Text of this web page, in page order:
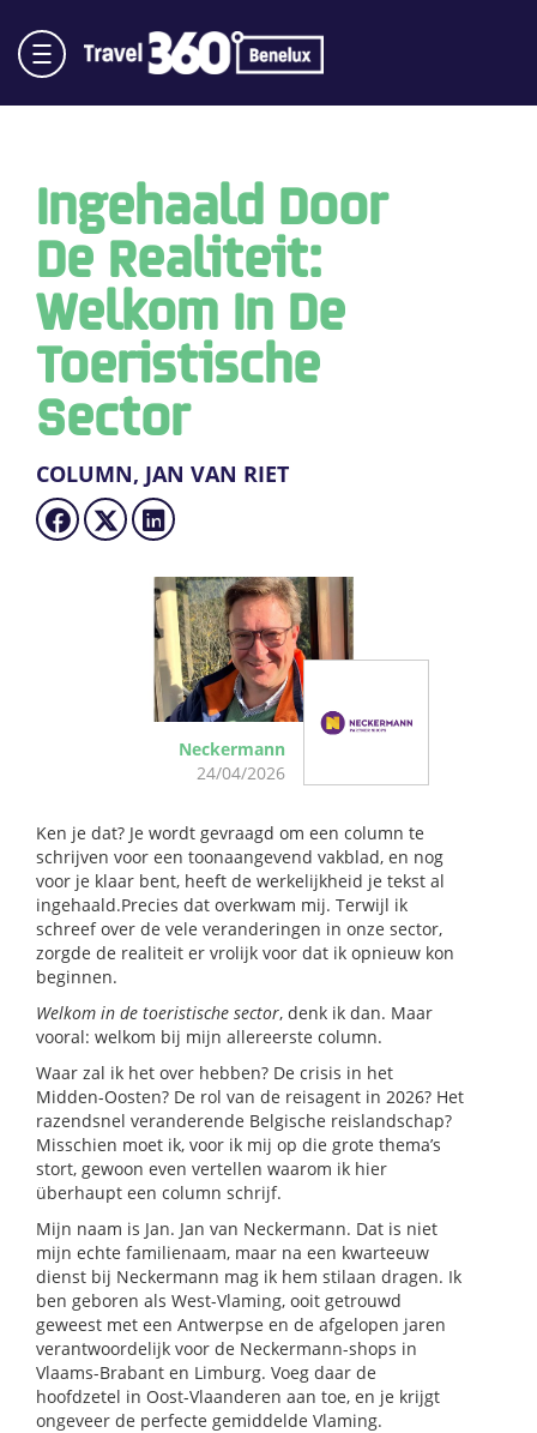
Ingehaald Door
De Realiteit:
Welkom In De
Toeristische
Sector
COLUMN, JAN VAN RIET
Neckermann
24/04/2026
Ken je dat? Je wordt gevraagd om een column te
schrijven voor een toonaangevend vakblad, en nog
voor je klaar bent, heeft de werkelijkheid je tekst al
ingehaald.Precies dat overkwam mij. Terwijl ik
schreef over de vele veranderingen in onze sector,
zorgde de realiteit er vrolijk voor dat ik opnieuw kon
beginnen.
Welkom in de toeristische sector, denk ik dan. Maar
vooral: welkom bij mijn allereerste column.
Waar zal ik het over hebben? De crisis in het
Midden-Oosten? De rol van de reisagent in 2026? Het
razendsnel veranderende Belgische reislandschap?
Misschien moet ik, voor ik mij op die grote thema’s
stort, gewoon even vertellen waarom ik hier
überhaupt een column schrijf.
Mijn naam is Jan. Jan van Neckermann. Dat is niet
mijn echte familienaam, maar na een kwarteeuw
dienst bij Neckermann mag ik hem stilaan dragen. Ik
ben geboren als West-Vlaming, ooit getrouwd
geweest met een Antwerpse en de afgelopen jaren
verantwoordelijk voor de Neckermann-shops in
Vlaams-Brabant en Limburg. Voeg daar de
hoofdzetel in Oost-Vlaanderen aan toe, en je krijgt
ongeveer de perfecte gemiddelde Vlaming.